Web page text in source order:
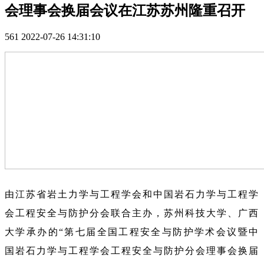
会理事会换届会议在江苏苏州隆重召开
561 2022-07-26 14:31:10
由江苏省岩土力学与工程学会和中国岩石力学与工程学
会工程安全与防护分会联合主办，苏州科技大学、广西
大学承办的“第七届全国工程安全与防护学术会议暨中
国岩石力学与工程学会工程安全与防护分会理事会换届